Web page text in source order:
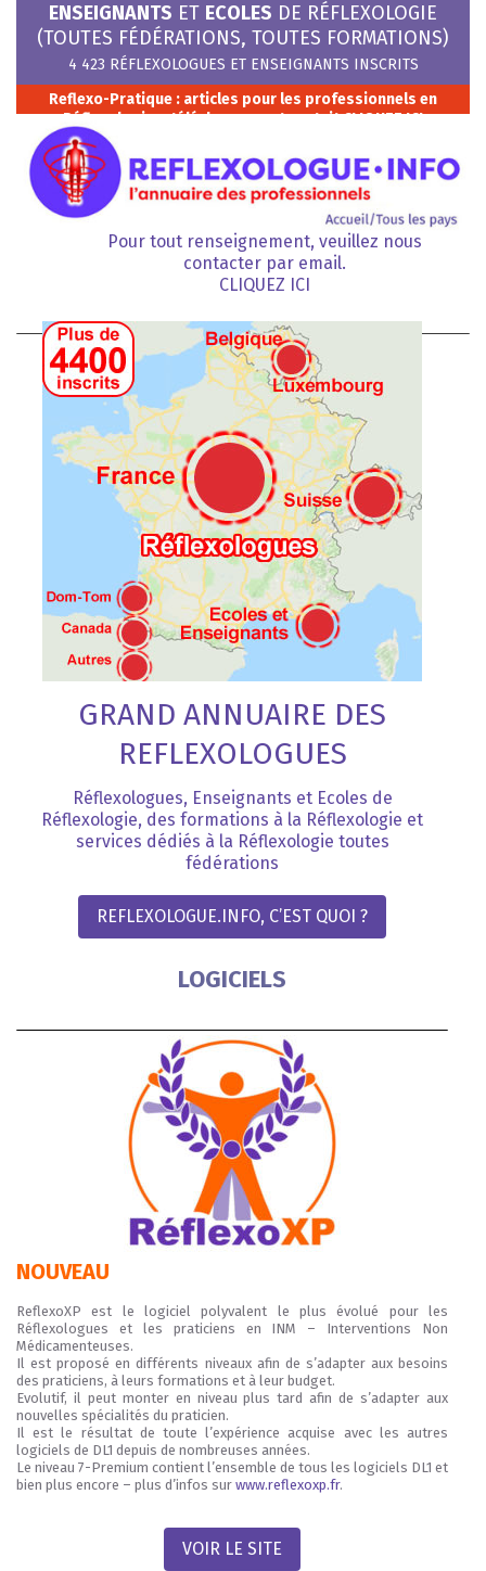
ENSEIGNANTS ET ECOLES DE RÉFLEXOLOGIE
(TOUTES FÉDÉRATIONS, TOUTES FORMATIONS)
4 423 RÉFLEXOLOGUES ET ENSEIGNANTS INSCRITS
Reflexo-Pratique : articles pour les professionnels en
Réflexologie – téléchargement gratuitCLIQUEZ ICI
Pour tout renseignement, veuillez nous
contacter par email.
CLIQUEZ ICI
GRAND ANNUAIRE DES
REFLEXOLOGUES
Réflexologues, Enseignants et Ecoles de
Réflexologie, des formations à la Réflexologie et
services dédiés à la Réflexologie toutes
fédérations
REFLEXOLOGUE.INFO, C’EST QUOI ?
LOGICIELS
NOUVEAU
ReflexoXP est le logiciel polyvalent le plus évolué pour les
Réflexologues et les praticiens en INM – Interventions Non
Médicamenteuses.
Il est proposé en différents niveaux afin de s’adapter aux besoins
des praticiens, à leurs formations et à leur budget.
Evolutif, il peut monter en niveau plus tard afin de s’adapter aux
nouvelles spécialités du praticien.
Il est le résultat de toute l’expérience acquise avec les autres
logiciels de DL1 depuis de nombreuses années.
Le niveau 7-Premium contient l’ensemble de tous les logiciels DL1 et
bien plus encore – plus d’infos sur www.reflexoxp.fr.
VOIR LE SITE